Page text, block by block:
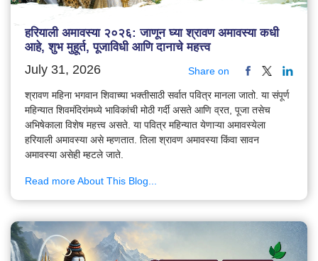
हरियाली अमावस्या २०२६: जाणून घ्या श्रावण अमावस्या कधी
आहे, शुभ मुहूर्त, पूजाविधी आणि दानाचे महत्त्व
July 31, 2026 Share on
श्रावण महिना भगवान शिवाच्या भक्तीसाठी सर्वात पवित्र मानला जातो. या संपूर्ण
महिन्यात शिवमंदिरांमध्ये भाविकांची मोठी गर्दी असते आणि व्रत, पूजा तसेच
अभिषेकाला विशेष महत्त्व असते. या पवित्र महिन्यात येणाऱ्या अमावस्येला
हरियाली अमावस्या असे म्हणतात. तिला श्रावण अमावस्या किंवा सावन
अमावस्या असेही म्हटले जाते.
Read more About This Blog...